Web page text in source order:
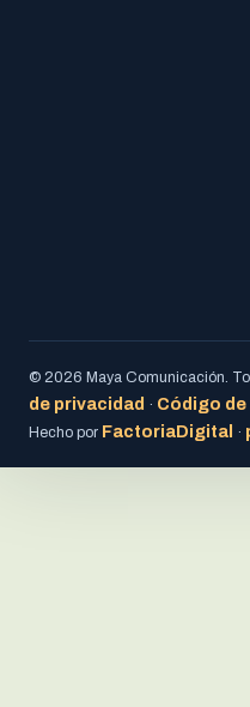
© 2026 Maya Comunicación.
de privacidad · Código
Hecho por FactoriaDigital ·